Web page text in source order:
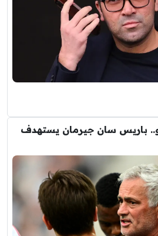
يورو.. باريس سان جيرمان يستهدف